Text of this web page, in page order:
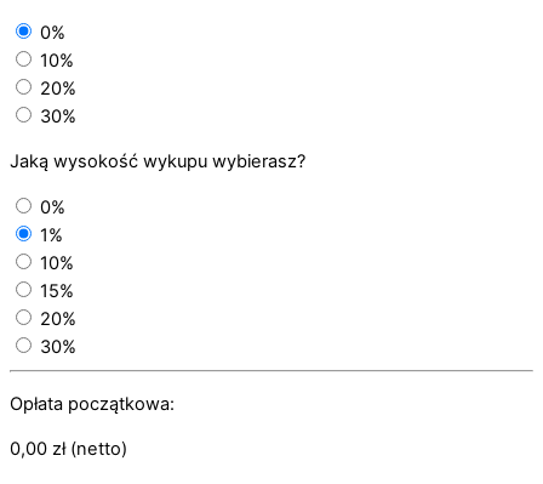
0%
10%
20%
30%
Jaką wysokość wykupu wybierasz?
0%
1%
10%
15%
20%
30%
Opłata początkowa:
0,00 zł(netto)